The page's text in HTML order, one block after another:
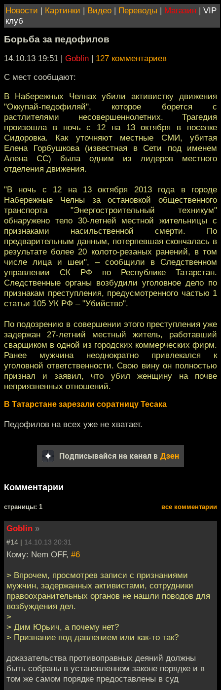
Новости | Картинки | Видео | Переводы | Магазин | VIP
клуб
Борьба за педофилов
14.10.13 19:51 | Goblin | 127 комментариев
С мест сообщают:
В Набережных Челнах убили активистку движения
"Оккупай-педофиляй", которое борется с
растлителями несовершеннолетних. Трагедия
произошла в ночь с 12 на 13 октября в поселке
Сидоровка. Как уточняют местные СМИ, убитая
Елена Горбушкова (известная в Сети под именем
Алена СС) была одним из лидеров местного
отделения движения.
"В ночь с 12 на 13 октября 2013 года в городе
Набережные Челны за остановкой общественного
транспорта "Энергостроительный техникум"
обнаружено тело 30-летней местной жительницы с
признаками насильственной смерти. По
предварительным данным, потерпевшая скончалась в
результате более 20 колото-резаных ранений, в том
числе лица и шеи", – сообщили в Следственном
управлении СК РФ по Республике Татарстан.
Следственные органы возбудили уголовное дело по
признакам преступления, предусмотренного частью 1
статьи 105 УК РФ – "Убийство".
По подозрению в совершении этого преступления уже
задержан 27-летний местный житель, работавший
сварщиком в одной из городских коммерческих фирм.
Ранее мужчина неоднократно привлекался к
уголовной ответственности. Свою вину он полностью
признал и заявил, что убил женщину на почве
неприязненных отношений.
В Татарстане зарезали соратницу Тесака
Педофилов на всех уже не хватает.
Подписывайся на канал в Дзен
Комментарии
cтраницы: 1 все комментарии
Goblin »
#14 | 14.10.13 20:31
Кому: Nem OFF, #6
> Впрочем, просмотрев записи с признаниями
мужчин, задержанных активистами, сотрудники
правоохранительных органов не нашли поводов для
возбуждения дел.
>
> Дим Юрьич, а почему нет?
> Признание под давлением или как-то так?
доказательства противоправных деяний должны
быть собраны в установленном законе порядке и в
том же самом порядке предоставлены в суд